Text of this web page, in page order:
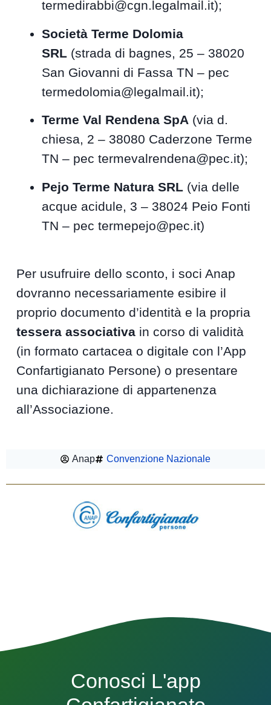
termedirabbi@cgn.legalmail.it);
Società Terme Dolomia
SRL (strada di bagnes, 25 – 38020
San Giovanni di Fassa TN – pec
termedolomia@legalmail.it);
Terme Val Rendena SpA (via d.
chiesa, 2 – 38080 Caderzone Terme
TN – pec termevalrendena@pec.it);
Pejo Terme Natura SRL (via delle
acque acidule, 3 – 38024 Peio Fonti
TN – pec termepejo@pec.it)
Per usufruire dello sconto, i soci Anap
dovranno necessariamente esibire il
proprio documento d’identità e la propria
tessera associativa in corso di validità
(in formato cartacea o digitale con l’App
Confartigianato Persone) o presentare
una dichiarazione di appartenenza
all’Associazione.
Anap Convenzione Nazionale
Conosci L'app